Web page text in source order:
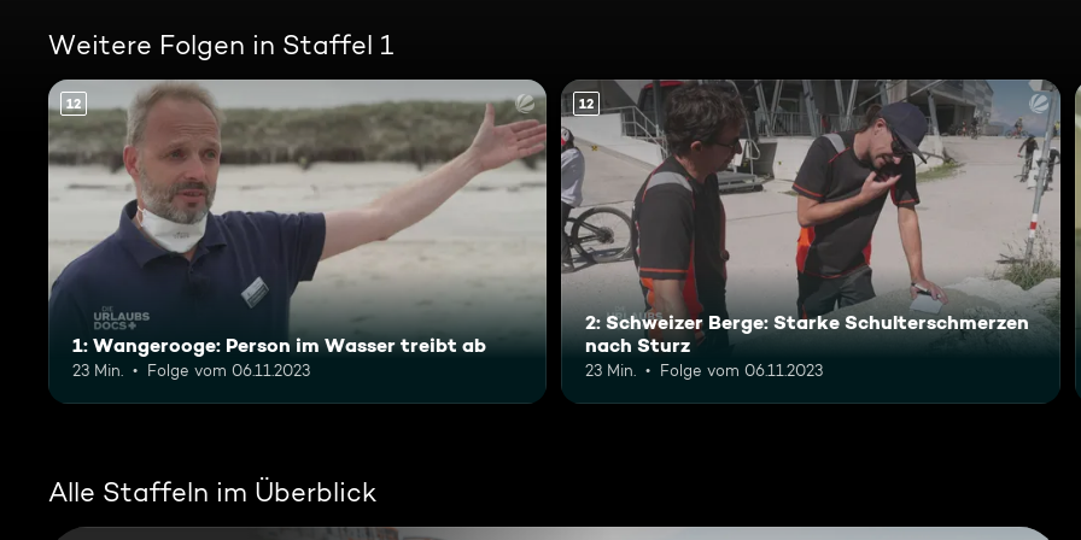
Weitere Folgen in Staffel 1
12
1: Wangerooge: Person im Wasser treibt ab
23 Min. Folge vom 06.11.2023
12
2: Schweizer Berge: Starke Schulterschmerzen
nach Sturz
23 Min. Folge vom 06.11.2023
Alle Staffeln im Überblick